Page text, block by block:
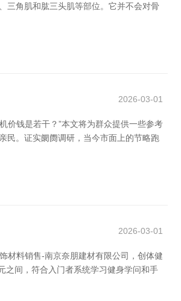
三角肌和肱三头肌等部位。它并不会对骨
2026-03-01
价钱是若干？”本文将为群众提供一些参考
民。证实阛阓调研，当今市面上的节略跑
2026-03-01
材料销售-南京奈朋建材有限公司，创体健
之间，符合入门者系统学习健身学问和手